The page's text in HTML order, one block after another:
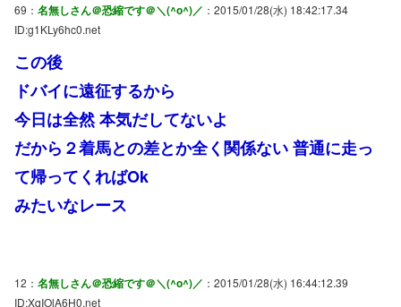
69： 名無しさん＠恐縮です＠＼(^o^)／ ：2015/01/28(水) 18:42:17.34
ID:g1KLy6hc0.net
この後
ドバイに遠征するから
今日は全然 本気だしてないよ
だから２着馬との差とか全く関係ない 普通に走っ
て帰ってくればOk
みたいなレース
12： 名無しさん＠恐縮です＠＼(^o^)／ ：2015/01/28(水) 16:44:12.39
ID:XqIOlA6H0.net